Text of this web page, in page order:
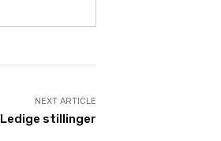
NEXT ARTICLE
Ledige stillinger